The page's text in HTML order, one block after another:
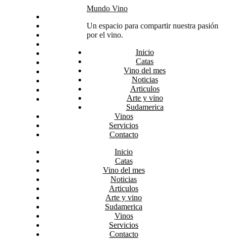
Arte y vino
Sudamerica
Mundo Vino
Un espacio para compartir nuestra pasión
por el vino.
Inicio
Catas
Vino del mes
Noticias
Articulos
Arte y vino
Sudamerica
Vinos
Servicios
Contacto
Inicio
Catas
Vino del mes
Noticias
Articulos
Arte y vino
Sudamerica
Vinos
Servicios
Contacto